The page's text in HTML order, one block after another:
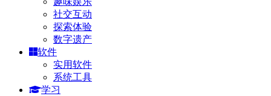
社交互动
探索体验
数字遗产
软件
实用软件
系统工具
学习